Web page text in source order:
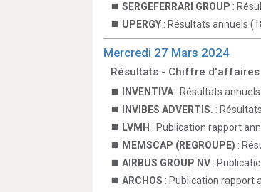
SERGEFERRARI GROUP :
UPERGY : Résultats annuels
Mercredi 27 Mars 2024
Résultats - Chiffre d'affaires
INVENTIVA : Résultats annuels
INVIBES ADVERTIS. :
LVMH : Publication rapport
MEMSCAP (REGROUPE) :
AIRBUS GROUP NV :
ARCHOS : Publication rapport